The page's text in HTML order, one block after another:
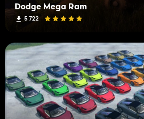
Dodge Mega Ram
5 722